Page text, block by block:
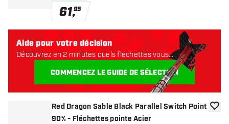
61,95
Red Dragon Sable Black Parallel Switch Point
90% - Fléchettes pointe Acier
Aide pour votre décision
Découvrez en 2 minutes quels fléchettes vous
COMMENCEZ LE GUIDE DE SÉLECTION